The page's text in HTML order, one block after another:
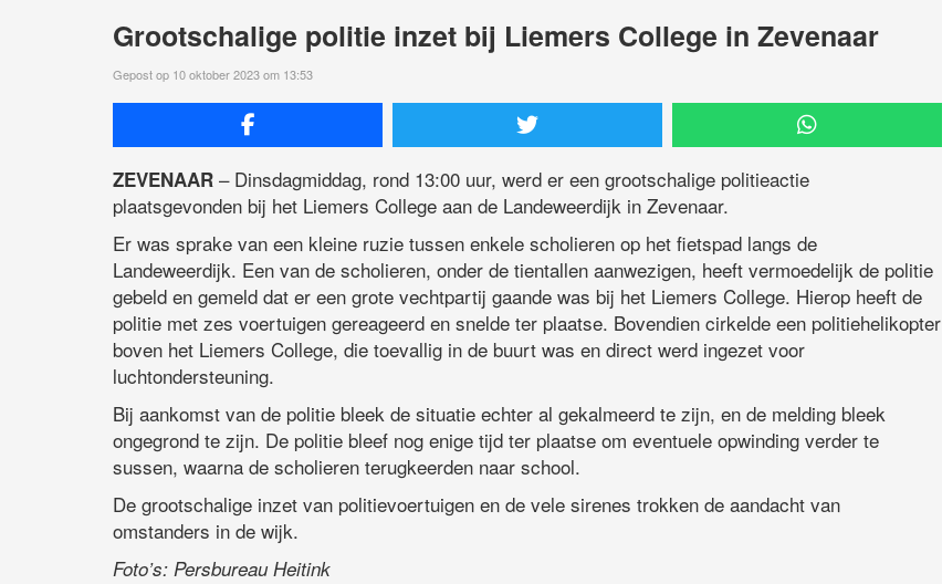
Grootschalige politie inzet bij Liemers College in Zevenaar
Gepost op 10 oktober 2023 om 13:53
ZEVENAAR – Dinsdagmiddag, rond 13:00 uur, werd er een grootschalige politieactie
plaatsgevonden bij het Liemers College aan de Landeweerdijk in Zevenaar.
Er was sprake van een kleine ruzie tussen enkele scholieren op het fietspad langs de
Landeweerdijk. Een van de scholieren, onder de tientallen aanwezigen, heeft vermoedelijk de politie
gebeld en gemeld dat er een grote vechtpartij gaande was bij het Liemers College. Hierop heeft de
politie met zes voertuigen gereageerd en snelde ter plaatse. Bovendien cirkelde een politiehelikopter
boven het Liemers College, die toevallig in de buurt was en direct werd ingezet voor
luchtondersteuning.
Bij aankomst van de politie bleek de situatie echter al gekalmeerd te zijn, en de melding bleek
ongegrond te zijn. De politie bleef nog enige tijd ter plaatse om eventuele opwinding verder te
sussen, waarna de scholieren terugkeerden naar school.
De grootschalige inzet van politievoertuigen en de vele sirenes trokken de aandacht van
omstanders in de wijk.
Foto’s: Persbureau Heitink